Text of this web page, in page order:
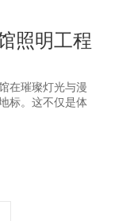
照明工程
在璀璨灯光与漫
标。这不仅是体